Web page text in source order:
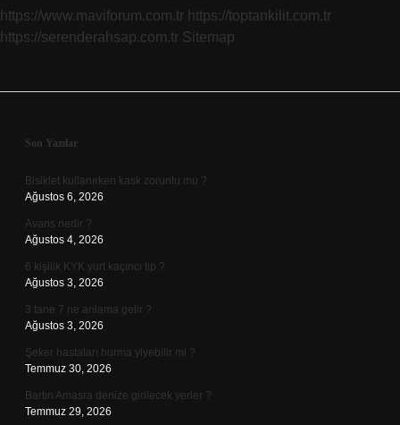
https://www.maviforum.com.tr https://toptankilit.com.tr
https://serenderahsap.com.tr Sitemap
Sidebar
Son Yazılar
Bisiklet kullanırken kask zorunlu mu ?
Ağustos 6, 2026
Avans nedir ?
Ağustos 4, 2026
6 kişilik KYK yurt kaçıncı tip ?
Ağustos 3, 2026
3 tane 7 ne anlama gelir ?
Ağustos 3, 2026
Şeker hastaları hurma yiyebilir mi ?
Temmuz 30, 2026
Bartın Amasra denize girilecek yerler ?
Temmuz 29, 2026